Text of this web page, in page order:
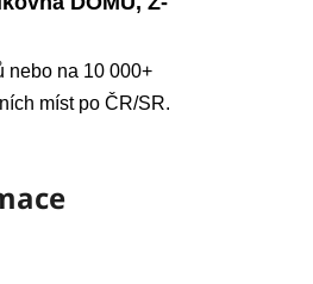
nebo na 10 000+
míst po ČR/SR.